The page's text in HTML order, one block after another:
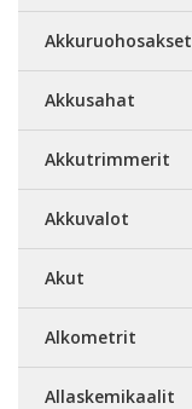
Akkuruohosakset
Akkusahat
Akkutrimmerit
Akkuvalot
Akut
Alkometrit
Allaskemikaalit